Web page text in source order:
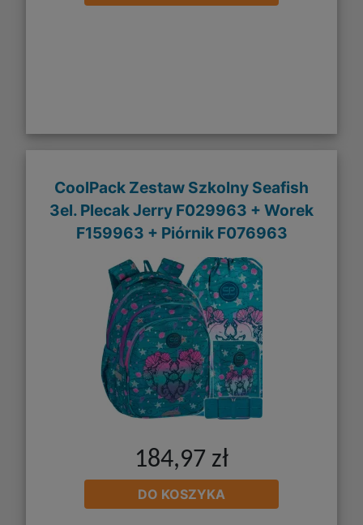
CoolPack Zestaw Szkolny Seafish
3el. Plecak Jerry F029963 + Worek
F159963 + Piórnik F076963
184,97 zł
DO KOSZYKA